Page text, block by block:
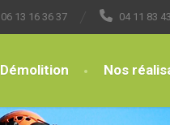
06 13 16 36 37 04 11 83
Démolition Nos